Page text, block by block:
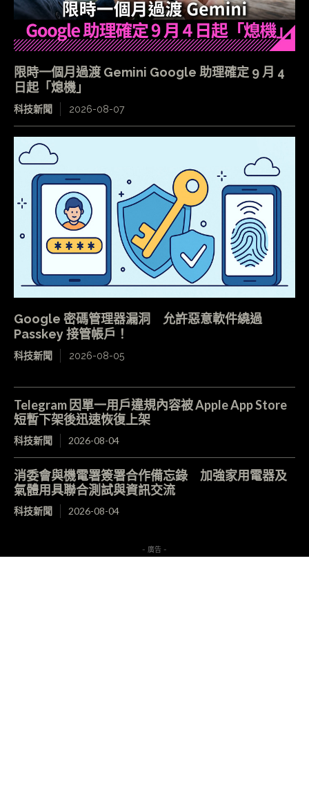
限時一個月過渡 Gemini Google 助理確定 9 月 4
日起「熄機」
科技新聞 2026-08-07
Google 密碼管理器漏洞 允許惡意軟件繞過
Passkey 接管帳戶！
科技新聞 2026-08-05
Telegram 因單一用戶違規內容被 Apple App Store
短暫下架後迅速恢復上架
科技新聞 2026-08-04
消委會與機電署簽署合作備忘錄 加強家用電器及
氣體用具聯合測試與資訊交流
科技新聞 2026-08-04
- 廣告 -